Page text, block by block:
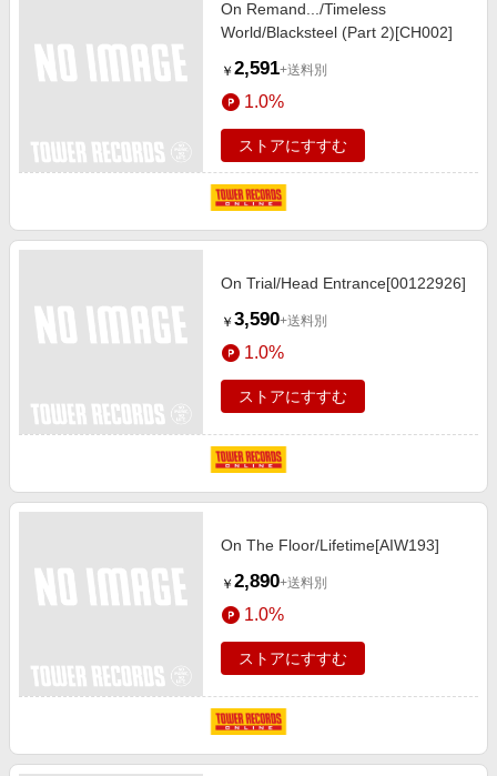
On Remand.../Timeless
World/Blacksteel (Part 2)[CH002]
￥ 2,591+送料別
1.0%
ストアにすすむ
On Trial/Head Entrance[00122926]
￥ 3,590+送料別
1.0%
ストアにすすむ
On The Floor/Lifetime[AIW193]
￥ 2,890+送料別
1.0%
ストアにすすむ